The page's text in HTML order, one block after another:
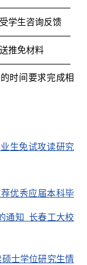
学生咨询反馈
推免材料
时间要求完成相
生免试攻读研究
优秀应届本科毕
通知 长春工大校
士学位研究生情